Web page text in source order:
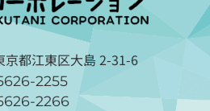
京都江東区大島 2-31-6
2255
2266